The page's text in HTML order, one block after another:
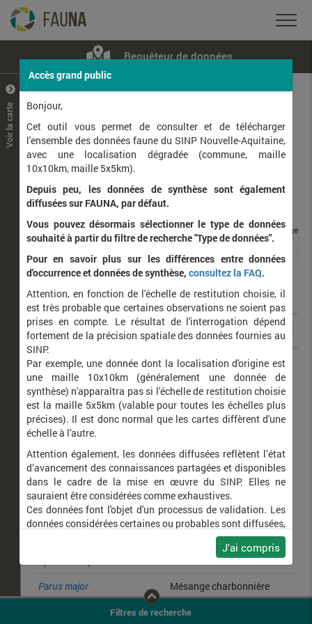
Requêteur de données
+
–
Voir la carte
Données
Rang taxonomique :
Affichage de1à 25sur 471
taxons / page
5
Nom latin Nom vernaculaire
Phylloscopus collybita
Pouillot véloce
Turdus merula
Merle noir
Polyommatus icarus
Azuré de la Bugrane (L')
Podarcis muralis
Coenonympha pamphilus
Fadet commun (Le)
Maniola jurtina
Myrtil (Le)
Erithacus rubecula
Rougegorge familier
Fauvette à tête noire
Parus major
Mésange charbonnière
Buse variable
Filtres de recherche
Accès grand public
Bonjour,
Cet outil vous permet de consulter et de télécharger
l'ensemble des données faune du SINP Nouvelle-Aquitaine,
avec une localisation dégradée (commune, maille
10x10km, maille 5x5km).
Depuis peu, les données de synthèse sont également
diffusées sur FAUNA, par défaut.
Vous pouvez désormais sélectionner le type de données
souhaité à partir du filtre de recherche "Type de données".
Pour en savoir plus sur les différences entre données
d'occurrence et données de synthèse, consultez la FAQ.
Attention, en fonction de l'échelle de restitution choisie, il
est très probable que certaines observations ne soient pas
prises en compte. Le résultat de l'interrogation dépend
fortement de la précision spatiale des données fournies au
SINP.
Par exemple, une donnée dont la localisation d'origine est
une maille 10x10km (généralement une donnée de
synthèse) n'apparaîtra pas si l'échelle de restitution choisie
est la maille 5x5km (valable pour toutes les échelles plus
précises). Il est donc normal que les cartes diffèrent d'une
échelle à l'autre.
Attention également, les données diffusées reflètent l’état
d’avancement des connaissances partagées et disponibles
dans le cadre de la mise en œuvre du SINP. Elles ne
sauraient être considérées comme exhaustives.
Ces données font l'objet d'un processus de validation. Les
données considérées certaines ou probables sont diffusées,
ainsi que celles pour lesquelles la méthode n'est pas
J'ai compris